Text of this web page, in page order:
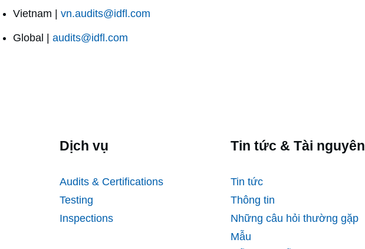
Vietnam | vn.audits@idfl.com
Global | audits@idfl.com
Dịch vụ
Audits & Certifications
Testing
Inspections
Tin tức & Tài nguyên
Tin tức
Thông tin
Những câu hỏi thường gặp
Mẫu